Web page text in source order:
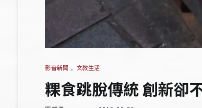
影音新聞 , 文教生活
粿食跳脫傳統 創新卻